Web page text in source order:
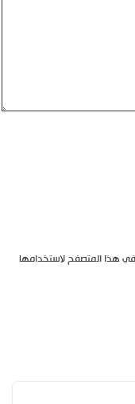
هذا المتصفح لاستخدامها